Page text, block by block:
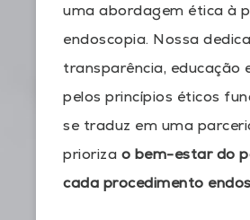
uma abordagem ética à
endoscopia. Nossa
transparência, educação
pelos princípios éticos
se traduz em uma
prioriza o bem-estar do
cada procedimento